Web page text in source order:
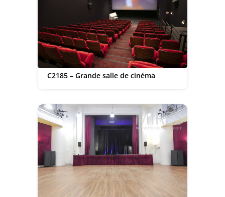
C2185 – Grande salle de cinéma